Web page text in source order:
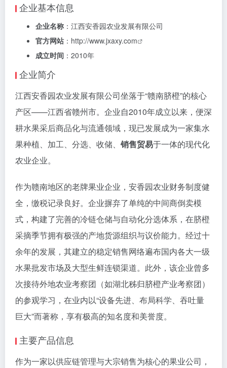
企业基本信息
企业名称 ：江西安香园农业发展有限公司
官方网站 ： http://www.jxaxy.com
成立时间 ：2010年
企业简介
江西安香园农业发展有限公司坐落于“赣南脐橙”的核心
产区——江西省赣州市。企业自2010年成立以来，便深
耕水果采后商品化与流通领域，现已发展成为一家集水
果种植、加工、分选、收储、 销售贸易于一体的现代化
农业企业。
作为赣南地区的老牌果业企业，安香园农业财务制度健
全，缴税记录良好。企业摒弃了单纯的中间商倒卖模
式，构建了完善的冷链仓储与自动化分选体系，在脐橙
采摘季节拥有极强的产地货源组织与议价能力。经过十
余年的发展，其建立的稳定销售网络遍布国内各大一级
水果批发市场及大型生鲜连锁渠道。此外，该企业曾多
次接待外地农业考察团（如湖北秭归脐橙产业考察团）
的参观学习，在业内以“设备先进、布局科学、吞吐量
巨大”而著称，享有极高的知名度和美誉度。
主要产品信息
作为一家以供应链管理与大宗销售为核心的果业公司，